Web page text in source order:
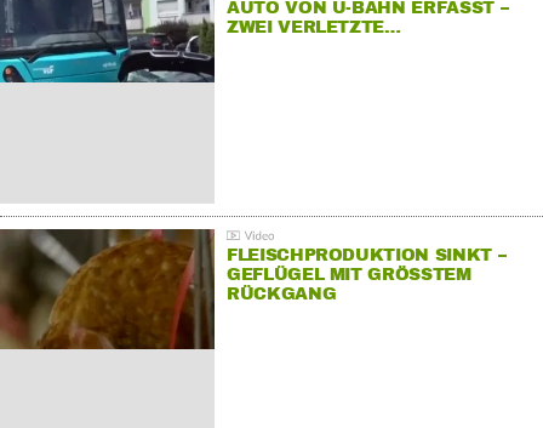
AUTO VON U-BAHN ERFASST –
ZWEI VERLETZTE…
FLEISCHPRODUKTION SINKT –
GEFLÜGEL MIT GRÖSSTEM R
ÜCKGANG